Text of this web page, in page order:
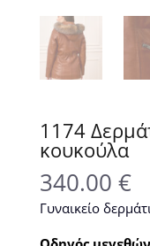
1174
κουκούλα
340.00 €
Γυναικείο